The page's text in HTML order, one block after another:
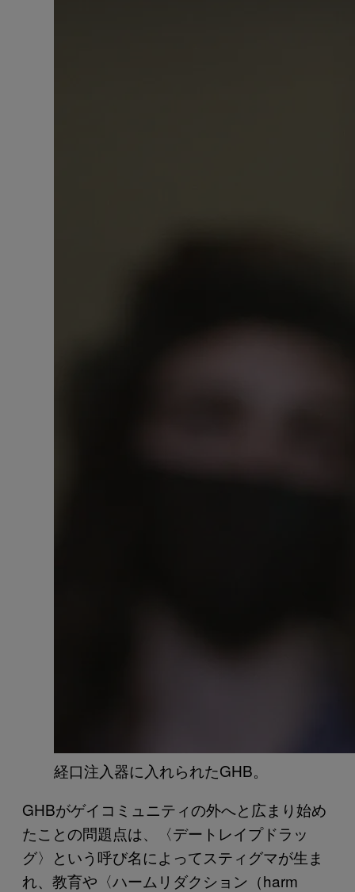
経口注入器に入れられたGHB。
GHBがゲイコミュニティの外へと広まり始め
たことの問題点は、〈デートレイプドラッ
グ〉という呼び名によってスティグマが生ま
れ、教育や〈ハームリダクション（harm